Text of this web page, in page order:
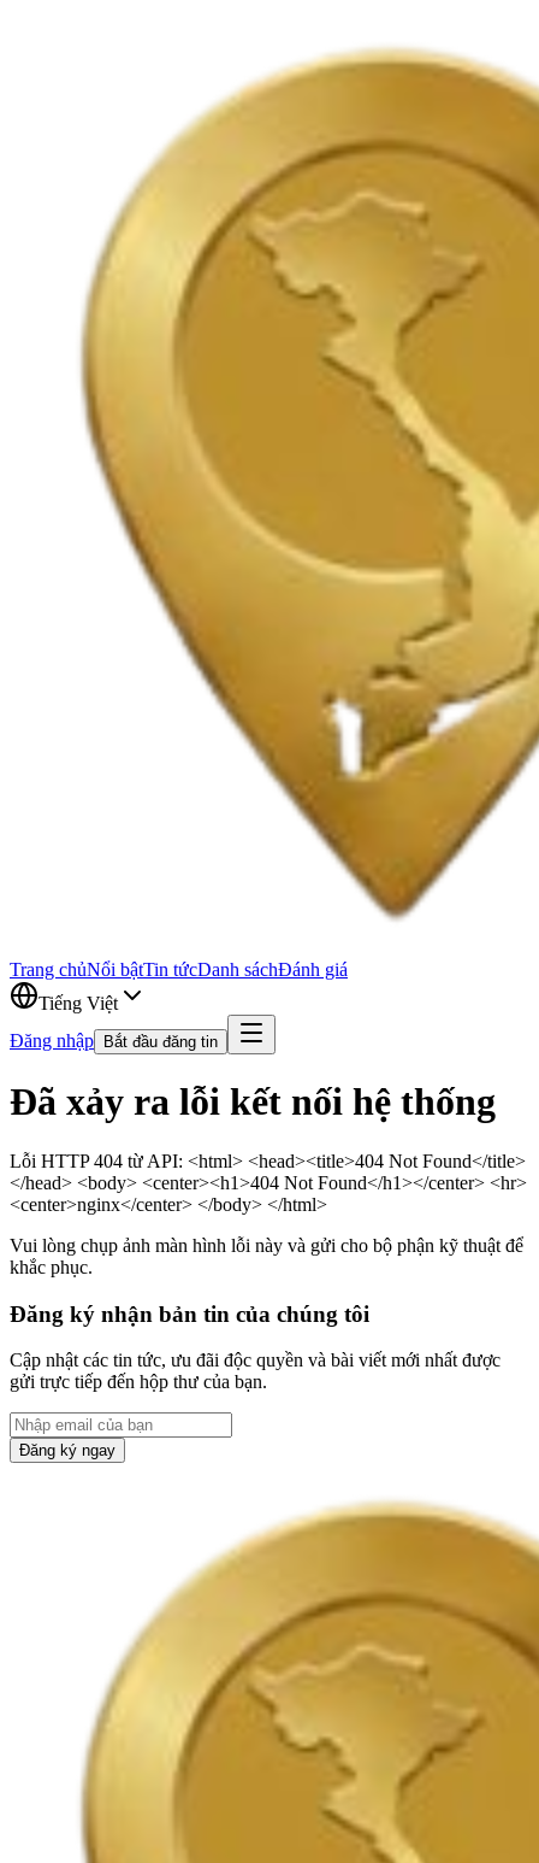
Trang chủNổi bậtTin tứcDanh sáchĐánh giá
Tiếng Việt
Đăng nhập
Bắt đầu đăng tin
Đã xảy ra lỗi kết nối hệ thống
Lỗi HTTP 404 từ API: <html> <head><title>404 Not Found</title>
</head> <body> <center><h1>404 Not Found</h1></center> <hr>
<center>nginx</center> </body> </html>
Vui lòng chụp ảnh màn hình lỗi này và gửi cho bộ phận kỹ thuật để
khắc phục.
Đăng ký nhận bản tin của chúng tôi
Cập nhật các tin tức, ưu đãi độc quyền và bài viết mới nhất được
gửi trực tiếp đến hộp thư của bạn.
Đăng ký ngay